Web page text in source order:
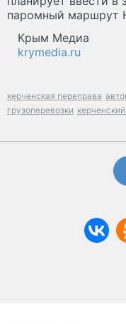
паромный маршрут
Крым Медиа
krymedia.ru
керченская переправа
грузоперевозки